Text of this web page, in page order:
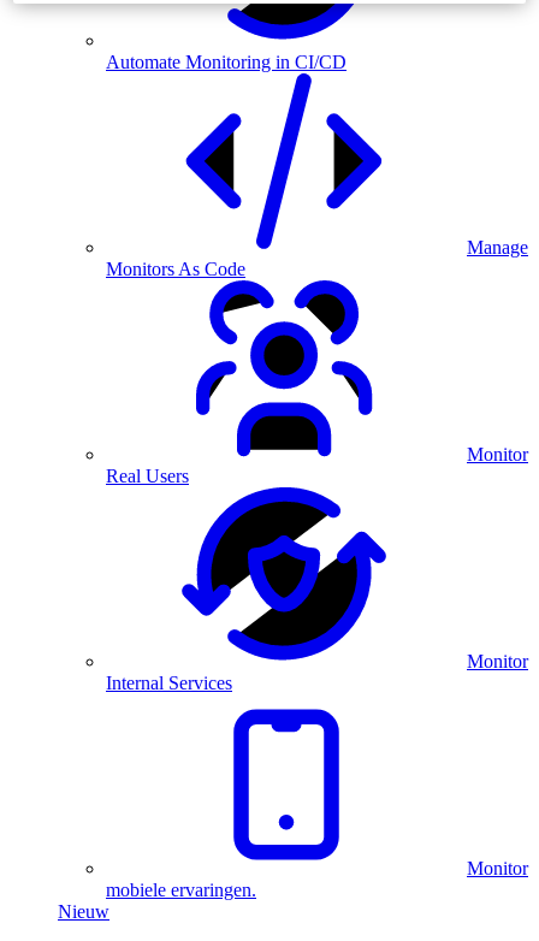
Automate Monitoring in CI/CD
Manage
Monitors As Code
Monitor
Real Users
Monitor
Internal Services
Monitor
mobiele ervaringen.
Nieuw